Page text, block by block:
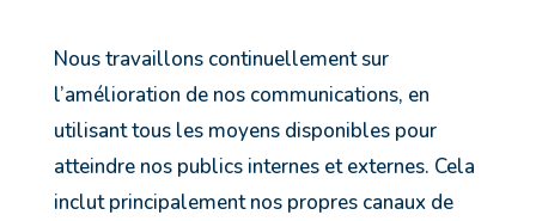
Nous travaillons continuellement sur
l’amélioration de nos communications, en
utilisant tous les moyens disponibles pour
atteindre nos publics internes et externes. Cela
inclut principalement nos propres canaux de